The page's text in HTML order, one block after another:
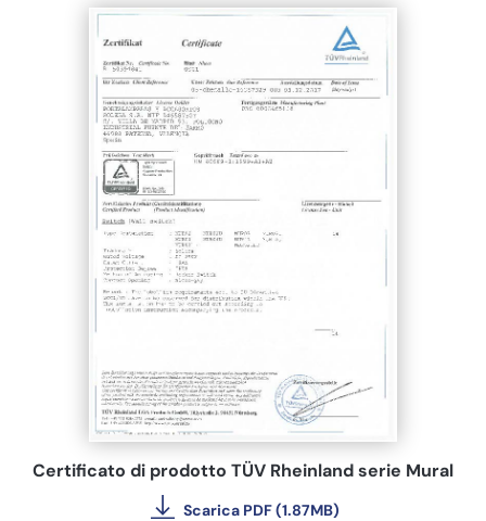
Certificato di prodotto TÜV Rheinland serie Mural
Scarica PDF (1.87MB)